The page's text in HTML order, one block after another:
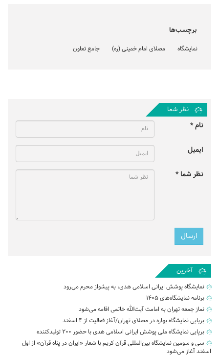
برچسب‌ها
نمایشگاه مصلای امام خمینی (ره) جامع تعاون
نظر شما
نام *
ایمیل
نظر شما *
آخرین
نمایشگاه پوشش ایرانی اسلامی هدی، به پیشواز محرم می‌رود
برنامه نمایشگاه‌های ۱۴۰۵
نماز جمعه تهران به امامت آیت‌الله خاتمی اقامه می‌شود
برپایی نمایشگاه بهاره در مصلای تهران/آغاز فعالیت از ۴ اسفند
برپایی نمایشگاه ملی پوشش ایرانی اسلامی هدی با حضور ۲۰۰ تولیدکننده
سی و سومین نمایشگاه بین‌المللی قرآن کریم با شعار «ایران در پناه قرآن» از اول
اسفند آغاز می‌شود